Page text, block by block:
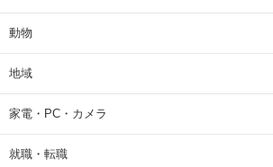
動物
地域
家電・PC・カメラ
就職・転職